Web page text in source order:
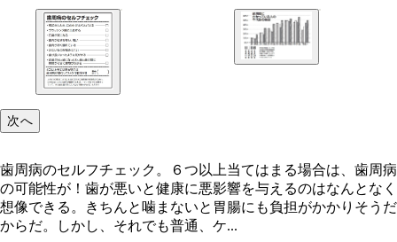
歯周病のセルフチェック。６つ以上当てはまる場
歯周病にかかっている人の年代別の割合
次へ
歯周病のセルフチェック。６つ以上当てはまる場合は、歯周病
の可能性が！歯が悪いと健康に悪影響を与えるのはなんとなく
想像できる。きちんと噛まないと胃腸にも負担がかかりそうだ
からだ。しかし、それでも普通、ケ...